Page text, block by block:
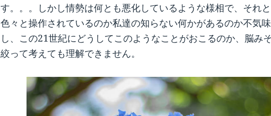
す。。。しかし情勢は何とも悪化しているような様相で、それ
色々と操作されているのか私達の知らない何かがあるのか不気
し、この21世紀にどうしてこのようなことがおこるのか、脳み
絞って考えても理解できません。